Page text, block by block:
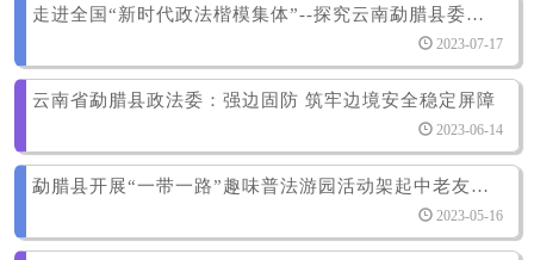
走进全国“新时代政法楷模集体”--探究云南勐腊县委政法委的新时代担当
2023-07-17
云南省勐腊县政法委：强边固防 筑牢边境安全稳定屏障
2023-06-14
勐腊县开展“一带一路”趣味普法游园活动架起中老友谊桥梁
2023-05-16